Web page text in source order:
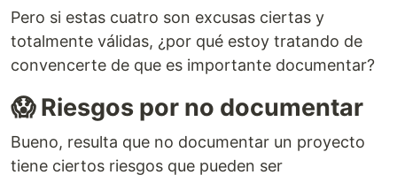
Pero si estas cuatro son excusas ciertas y
totalmente válidas, ¿por qué estoy tratando de
convencerte de que es importante documentar?
😱 Riesgos por no documentar
Bueno, resulta que no documentar un proyecto
tiene ciertos riesgos que pueden ser